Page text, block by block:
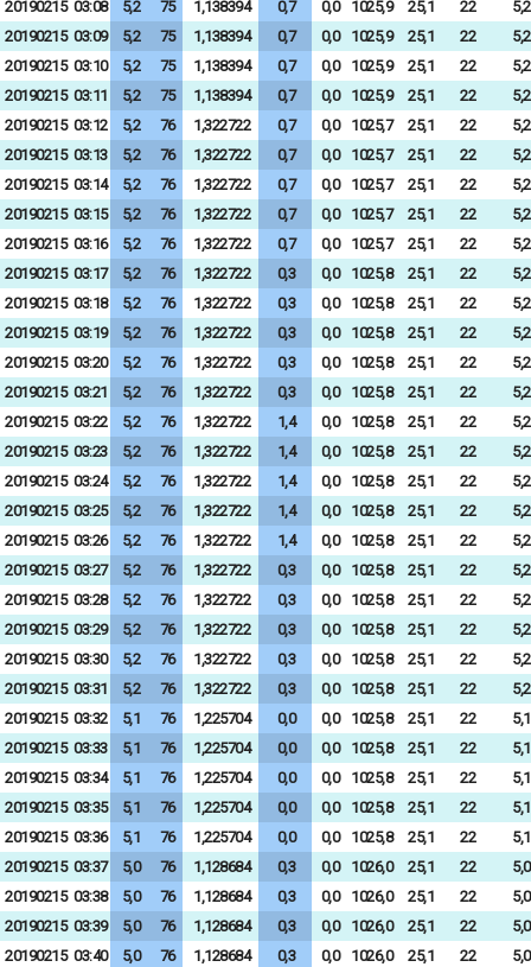
20190215 03:08 5,2 75 1,138394 0,7 0,0 1025,9 25,1 22
5,2
20190215 03:09 5,2 75 1,138394 0,7 0,0 1025,9 25,1 22
5,2
20190215 03:10 5,2 75 1,138394 0,7 0,0 1025,9 25,1 22
5,2
20190215 03:11 5,2 75 1,138394 0,7 0,0 1025,9 25,1 22
5,2
20190215 03:12 5,2 76 1,322722 0,7 0,0 1025,7 25,1 22
5,2
20190215 03:13 5,2 76 1,322722 0,7 0,0 1025,7 25,1 22
5,2
20190215 03:14 5,2 76 1,322722 0,7 0,0 1025,7 25,1 22
5,2
20190215 03:15 5,2 76 1,322722 0,7 0,0 1025,7 25,1 22
5,2
20190215 03:16 5,2 76 1,322722 0,7 0,0 1025,7 25,1 22
5,2
20190215 03:17 5,2 76 1,322722 0,3 0,0 1025,8 25,1 22
5,2
20190215 03:18 5,2 76 1,322722 0,3 0,0 1025,8 25,1 22
5,2
20190215 03:19 5,2 76 1,322722 0,3 0,0 1025,8 25,1 22
5,2
20190215 03:20 5,2 76 1,322722 0,3 0,0 1025,8 25,1 22
5,2
20190215 03:21 5,2 76 1,322722 0,3 0,0 1025,8 25,1 22
5,2
20190215 03:22 5,2 76 1,322722 1,4 0,0 1025,8 25,1 22
5,2
20190215 03:23 5,2 76 1,322722 1,4 0,0 1025,8 25,1 22
5,2
20190215 03:24 5,2 76 1,322722 1,4 0,0 1025,8 25,1 22
5,2
20190215 03:25 5,2 76 1,322722 1,4 0,0 1025,8 25,1 22
5,2
20190215 03:26 5,2 76 1,322722 1,4 0,0 1025,8 25,1 22
5,2
20190215 03:27 5,2 76 1,322722 0,3 0,0 1025,8 25,1 22
5,2
20190215 03:28 5,2 76 1,322722 0,3 0,0 1025,8 25,1 22
5,2
20190215 03:29 5,2 76 1,322722 0,3 0,0 1025,8 25,1 22
5,2
20190215 03:30 5,2 76 1,322722 0,3 0,0 1025,8 25,1 22
5,2
20190215 03:31 5,2 76 1,322722 0,3 0,0 1025,8 25,1 22
5,2
20190215 03:32 5,1 76 1,225704 0,0 0,0 1025,8 25,1 22
5,1
20190215 03:33 5,1 76 1,225704 0,0 0,0 1025,8 25,1 22
5,1
20190215 03:34 5,1 76 1,225704 0,0 0,0 1025,8 25,1 22
5,1
20190215 03:35 5,1 76 1,225704 0,0 0,0 1025,8 25,1 22
5,1
20190215 03:36 5,1 76 1,225704 0,0 0,0 1025,8 25,1 22
5,1
20190215 03:37 5,0 76 1,128684 0,3 0,0 1026,0 25,1 22
5,0
20190215 03:38 5,0 76 1,128684 0,3 0,0 1026,0 25,1 22
5,0
20190215 03:39 5,0 76 1,128684 0,3 0,0 1026,0 25,1 22
5,0
20190215 03:40 5,0 76 1,128684 0,3 0,0 1026,0 25,1 22
5,0